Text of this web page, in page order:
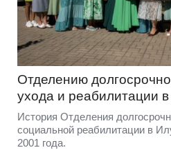
Отделению
ухода и реабилитации
История Отделения
социальной реабилитации в
2001 года.